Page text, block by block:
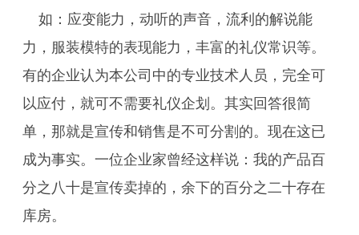
如：应变能力，动听的声音，流利的解说能
力，服装模特的表现能力，丰富的礼仪常识等。
有的企业认为本公司中的专业技术人员，完全可
以应付，就可不需要礼仪企划。其实回答很简
单，那就是宣传和销售是不可分割的。现在这已
成为事实。一位企业家曾经这样说：我的产品百
分之八十是宣传卖掉的，余下的百分之二十存在
库房。